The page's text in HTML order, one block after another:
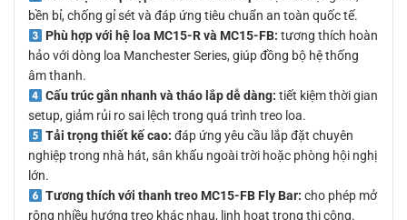
bền bỉ, chống gỉ sét và đáp ứng tiêu chuẩn an toàn quốc tế.
Phù hợp với hệ loa MC15-R và MC15-FB: tương thích hoàn
hảo với dòng loa Manchester Series, giúp đồng bộ hệ thống
âm thanh.
Cấu trúc gắn nhanh và tháo lắp dễ dàng: tiết kiệm thời gian
setup, giảm rủi ro sai lệch trong quá trình treo loa.
Tải trọng thiết kế cao: đáp ứng yêu cầu lắp đặt chuyên
nghiệp trong nhà hát, sân khấu ngoài trời hoặc phòng hội nghị
lớn.
Tương thích với thanh treo MC15-FB Fly Bar: cho phép mở
rộng nhiều hướng treo khác nhau, linh hoạt trong thi công.